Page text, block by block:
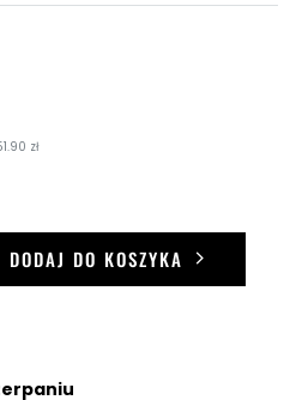
zł
DODAJ DO KOSZYKA